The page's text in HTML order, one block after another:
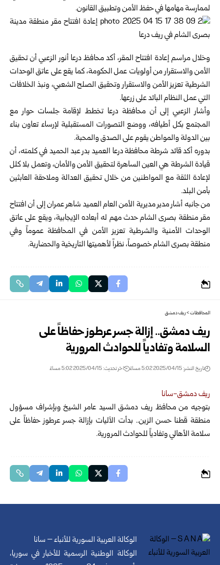
لممارسة مهامها في حفظ الأمن وتطبيق القانون.
وخلال مراسم إعادة افتتاح المقر، أكد محافظ درعا أنور الزعبي أن تحقيق
الأمن والاستقرار من أولويات عمل الحكومة، كما يقع على عاتق الوحدات
الشرطية تعزيز الأمن والاستقرار وتحقيق الصلح الشعبي، ونبذ الخلافات
التي عمل النظام البائد على زرعها.
وأشار الزعبي إلى أن محافظة درعا تخطط لإقامة جلسات حوار مع
المجتمع بكل أطيافه، ووضع التصورات المستقبلية لإرساء تعاون بناء
بين الدولة والمواطن يقوم على الصدق والمحبة.
بدوره أكد قائد شرطة محافظة درعا العميد بدر عبد الحميد في كلمته، أن
قيادة الشرطة هي العين الساهرة لتحقيق الأمن والأمان، وتعمل بلا كلل
لإعادة الثقة مع المواطنين من خلال تحقيق العدالة وملاحقة العابثين
بأمن البلد.
من جانبه أشار مدير مديرية الأمن العام العميد شاهر عمران إلى أن افتتاح
مقر منطقة بصرى الشام حدث مهم له أبعاده الإيجابية، ويقع على عاتق
الوحدات الأمنية والشرطية تعزيز الأمن في المحافظة عموماً وفي
منطقة بصرى الشام خصوصاً، نظراً لأهميتها التاريخية والحضارية.
المحافظات>ريف دمشق
ريف دمشق.. إزالة جسر عرطوز حفاظاً على
السلامة وتفادياً للحوادث المرورية
تاريخ النشر: 2025/04/15 5:02 مساءً اخر تحديث: 2025/04/15 5:02 مساءً
ريف دمشق-سانا
بتوجيه من محافظ ريف دمشق السيد عامر الشيخ وبإشراف مسؤول
منطقة قطنا حسن الزين.. بدأت الآليات بإزالة جسر عرطوز حفاظاً على
سلامة الأهالي وتفادياً للحوادث المرورية.
الوكالة العربية السورية للأنباء – سانا
الوكالة الوطنية الرسمية للأخبار في سوريا،